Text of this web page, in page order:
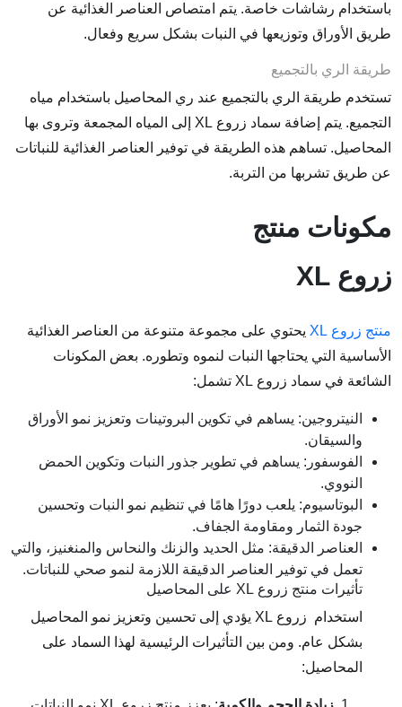
باستخدام رشاشات خاصة. يتم امتصاص العناصر الغذائية عن
طريق الأوراق وتوزيعها في النبات بشكل سريع وفعال.
طريقة الري بالتجميع
تستخدم طريقة الري بالتجميع عند ري المحاصيل باستخدام مياه
التجميع. يتم إضافة سماد زروع XL إلى المياه المجمعة وتروى بها
المحاصيل. تساهم هذه الطريقة في توفير العناصر الغذائية للنباتات
عن طريق تشربها من التربة.
مكونات منتج
زروع XL
منتج زروع XL
يحتوي على مجموعة متنوعة من العناصر الغذائية
الأساسية التي يحتاجها النبات لنموه وتطوره. بعض المكونات
الشائعة في سماد زروع XL تشمل:
النيتروجين: يساهم في تكوين البروتينات وتعزيز نمو الأوراق
والسيقان.
الفوسفور: يساهم في تطوير جذور النبات وتكوين الحمض
النووي.
البوتاسيوم: يلعب دورًا هامًا في تنظيم نمو النبات وتحسين
جودة الثمار ومقاومة الجفاف.
العناصر الدقيقة: مثل الحديد والزنك والنحاس والمنغنيز، والتي
تعمل في توفير العناصر الدقيقة اللازمة لنمو صحي للنباتات.
تأثيرات منتج زروع XL على المحاصيل
استخدام زروع XL يؤدي إلى تحسين وتعزيز نمو المحاصيل
بشكل عام. ومن بين التأثيرات الرئيسية لهذا السماد على
المحاصيل: